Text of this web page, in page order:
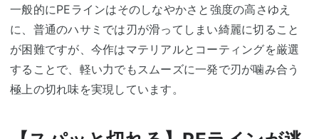
一般的にPEラインはそのしなやかさと強度の高さゆえ
に、普通のハサミでは刃が滑ってしまい綺麗に切ること
が困難ですが、今作はマテリアルとコーティングを厳選
することで、軽い力でもスムーズに一発で刃が噛み合う
極上の切れ味を実現しています。